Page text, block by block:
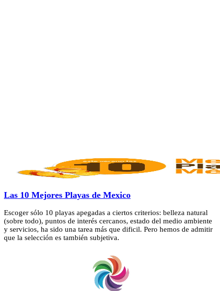
Las 10 Mejores Playas de Mexico
Escoger sólo 10 playas apegadas a ciertos criterios: belleza natural
(sobre todo), puntos de interés cercanos, estado del medio ambiente
y servicios, ha sido una tarea más que dificil. Pero hemos de admitir
que la selección es también subjetiva.